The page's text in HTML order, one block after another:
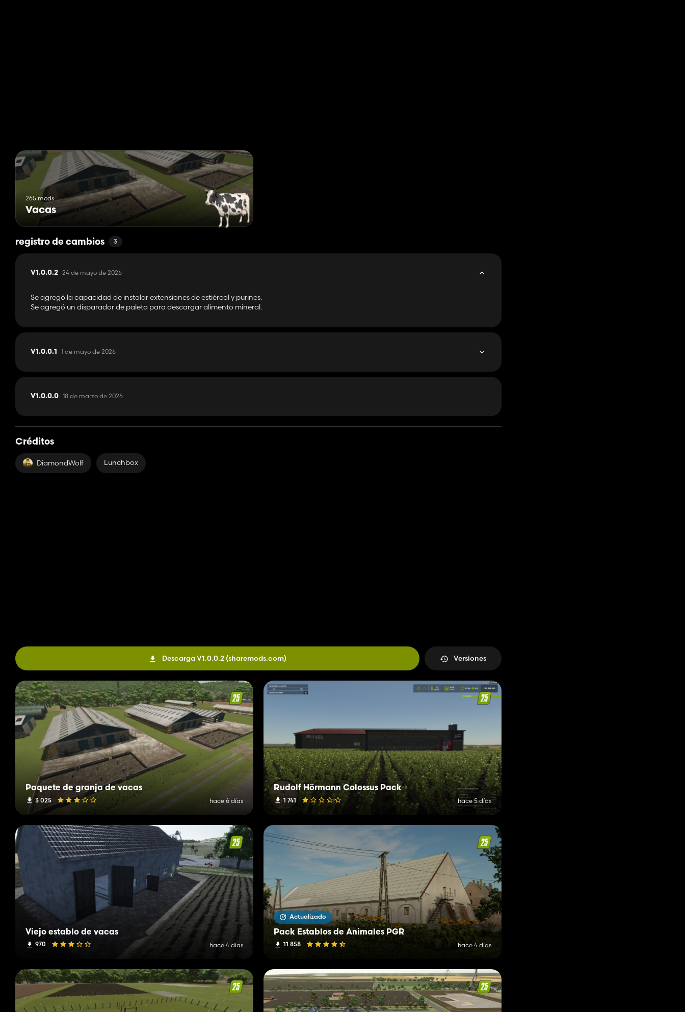
265 mods
Vacas
registro de cambios 3
V1.0.0.2 24 de mayo de 2026
Se agregó la capacidad de instalar extensiones de estiércol y purines.
Se agregó un disparador de paleta para descargar alimento mineral.
V1.0.0.1 1 de mayo de 2026
V1.0.0.0 18 de marzo de 2026
Créditos
DiamondWolf Lunchbox
Descarga V1.0.0.2 (sharemods.com) Versiones
Paquete de granja de vacas
3 025 hace 6 días
Rudolf Hörmann Colossus Pack
1 741 hace 5 días
Viejo establo de vacas
970 hace 4 días
Actualizado
Pack Establos de Animales PGR
11 858 hace 4 días